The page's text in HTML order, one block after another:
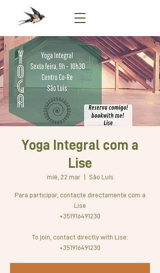
Yoga Integral com a
Lise
mié, 22 mar
  |
São Luís
Para participar, contacte directamente com a
Lise
+351916491230
To join, contact directly with Lise:
+351916491230